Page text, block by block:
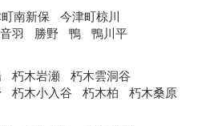
南新保
今津町椋川
音羽 勝野 鴨
鴨川平
朽木岩瀬
朽木雲洞谷
朽木小入谷 朽木柏
朽木桑原